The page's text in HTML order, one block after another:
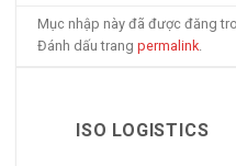
Mục nhập này đã được đăng
Đánh dấu trangpermalink.
ISO LOGISTICS